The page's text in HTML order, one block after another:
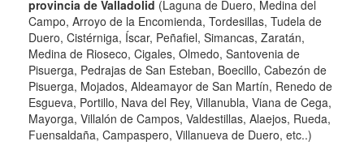
provincia de Valladolid (Laguna de Duero, Medina del
Campo, Arroyo de la Encomienda, Tordesillas, Tudela de
Duero, Cistérniga, Íscar, Peñafiel, Simancas, Zaratán,
Medina de Rioseco, Cigales, Olmedo, Santovenia de
Pisuerga, Pedrajas de San Esteban, Boecillo, Cabezón de
Pisuerga, Mojados, Aldeamayor de San Martín, Renedo de
Esgueva, Portillo, Nava del Rey, Villanubla, Viana de Cega,
Mayorga, Villalón de Campos, Valdestillas, Alaejos, Rueda,
Fuensaldaña, Campaspero, Villanueva de Duero, etc..)